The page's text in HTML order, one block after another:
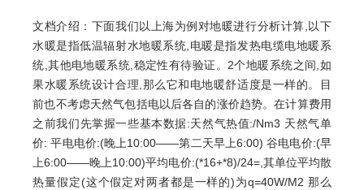
文档介绍：下面我们以上海为例对地暖进行分析计算,以下
水暖是指低温辐射水地暖系统,电暖是指发热电缆电地暖 系
统,其他电地暖系统,稳定性有待验证。2个地暖系统之间,如
果水暖系统设计合理,那么它和电地暖舒适度是一样的。目
前也不考虑天然气包括电以后各自的涨价趋势。在计算费用
之前我们先掌握一些基本数据:天然气热值:/Nm3 天然气单
价: 平电电价:(晚上10:00——第二天早上6:00) 谷电电价:(早
上6:00——晚上10:00)平均电价:(*16+*8)/24=,其单位平均散
热量假定(这个假定对两者都是一样的)为q=40W/M2 那么